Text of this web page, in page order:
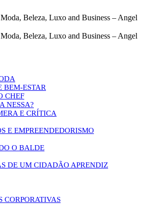
BEM-ESTAR
CHEF
NESSA?
E CRÍTICA
E EMPREENDEDORISMO
O BALDE
DE UM CIDADÃO APRENDIZ
CORPORATIVAS